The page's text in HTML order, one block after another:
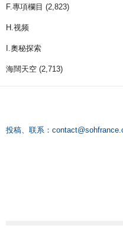
F.專項欄目 (2,823)
H.视频
I.奧秘探索
海闊天空 (2,713)
投稿、联系：